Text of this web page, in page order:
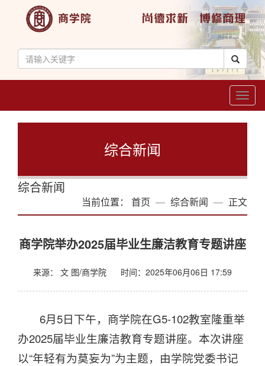
综合新闻
综合新闻
当前位置： 首页 综合新闻 正文
商学院举办2025届毕业生廉洁教育专题讲座
来源： 文 图/商学院 时间：2025年06月06日 17:59
6月5日下午，商学院在G5-102教室隆重举
办2025届毕业生廉洁教育专题讲座。本次讲座
以“年轻有为莫妄为”为主题，由学院党委书记